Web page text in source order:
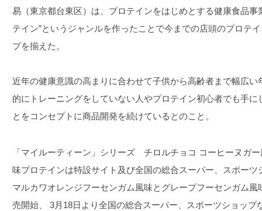
易（東京都台東区）は、プロテインをはじめとする健康食品事
テイン”というジャンルを作ったことで今までの店頭のプロテ
プを揃えた。
近年の健康意識の高まりに合わせて子供から高齢者まで幅広
的にトレーニングをしていない人やプロテイン初心者でも手
とをコンセプトに商品開発を続けているとのこと。
「マイルーティーン」シリーズ チロルチョコ コーヒーヌガ
味プロテインは特設サイト及び全国の総合スーパー、スポーツ
マルカワオレンジフーセンガム風味とグレープフーセンガム
売開始、 3月18日より全国の総合スーパー、スポーツショップ